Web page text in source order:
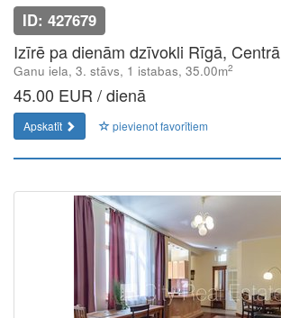
ID: 427679
Izīrē pa dienām dzīvokli Rīgā, Centrā
Ganu iela, 3. stāvs, 1 istabas, 35.00m2
45.00 EUR / dienā
Apskatīt pievienot favorītiem